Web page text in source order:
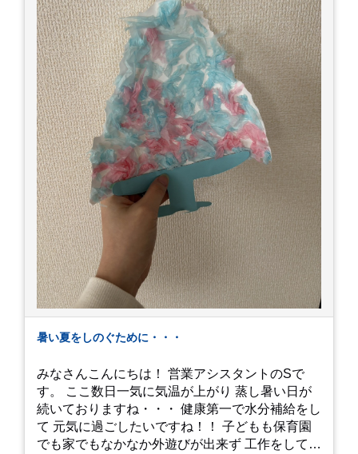
暑い夏をしのぐために・・・
みなさんこんにちは！ 営業アシスタントのSで
す。 ここ数日一気に気温が上がり 蒸し暑い日が
続いておりますね・・・ 健康第一で水分補給をし
て 元気に過ごしたいですね！！ 子どもも保育園
でも家でもなかなか外遊びが出来ず 工作をしてい